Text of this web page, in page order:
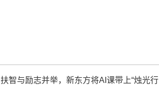
扶智与励志并举，新东方将AI课带上“烛光行